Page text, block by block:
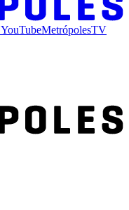
YouTubeMetrópolesTV